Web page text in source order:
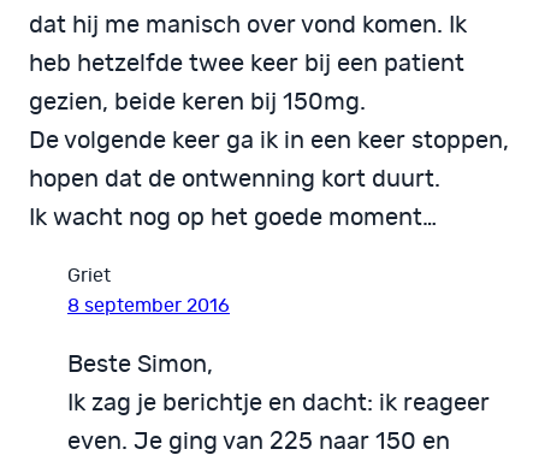
dat hij me manisch over vond komen. Ik
heb hetzelfde twee keer bij een patient
gezien, beide keren bij 150mg.
De volgende keer ga ik in een keer stoppen,
hopen dat de ontwenning kort duurt.
Ik wacht nog op het goede moment…
Griet
8 september 2016
Beste Simon,
Ik zag je berichtje en dacht: ik reageer
even. Je ging van 225 naar 150 en